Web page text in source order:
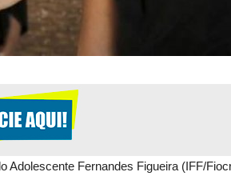
Adolescente Fernandes Figueira (IFF/